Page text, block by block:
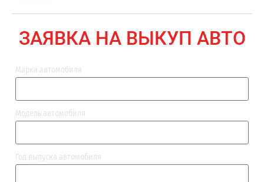
ЗАЯВКА НА ВЫКУП АВТО
Марка автомобиля
Модель автомобиля
Год выпуска автомобиля